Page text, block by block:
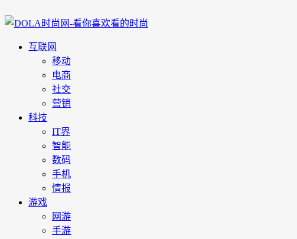
互联网
移动
电商
社交
营销
科技
IT界
智能
数码
手机
情报
游戏
网游
手游